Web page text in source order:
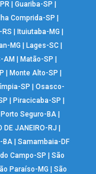
| Guariba-SP |
Comprida-SP |
| Ituiutaba-MG |
MG | Lages-SC|
AM | Matão-SP |
|Monte Alto-SP |
SP |Osasco-
|Piracicaba-SP |
Porto Seguro-BA |
DE JANEIRO-RJ |
BA| Samambaia-DF
Campo-SP |São
Paraíso-MG |São